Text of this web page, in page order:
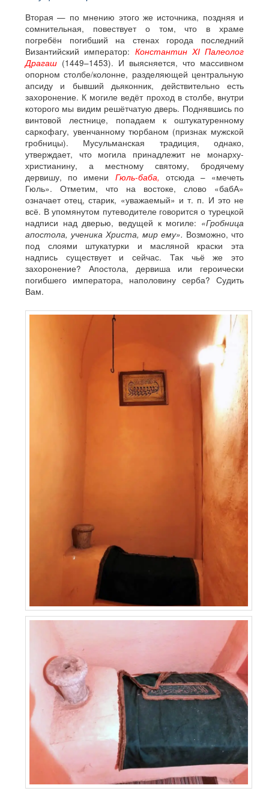
Вторая — по мнению этого же источника, поздняя и
сомнительная, повествует о том, что в храме
погребён погибший на стенах города последний
Византийский император: Константин XI Палеолог
Драгаш (1449–1453). И выясняется, что массивном
опорном столбе/колонне, разделяющей центральную
апсиду и бывший дьяконник, действительно есть
захоронение. К могиле ведёт проход в столбе, внутри
которого мы видим решётчатую дверь. Поднявшись по
винтовой лестнице, попадаем к оштукатуренному
саркофагу, увенчанному тюрбаном (признак мужской
гробницы). Мусульманская традиция, однако,
утверждает, что могила принадлежит не монарху-
христианину, а местному святому, бродячему
дервишу, по имени Гюль-баба, отсюда – «мечеть
Гюль». Отметим, что на востоке, слово «бабА»
означает отец, старик, «уважаемый» и т. п. И это не
всё. В упомянутом путеводителе говорится о турецкой
надписи над дверью, ведущей к могиле: «Гробница
апостола, ученика Христа, мир ему». Возможно, что
под слоями штукатурки и масляной краски эта
надпись существует и сейчас. Так чьё же это
захоронение? Апостола, дервиша или героически
погибшего императора, наполовину серба? Судить
Вам.